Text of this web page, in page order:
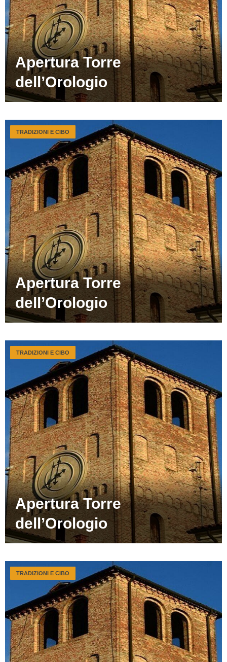
Apertura Torre
dell’Orologio
Apertura Torre
dell’Orologio
TRADIZIONI E CIBO
Apertura Torre
dell’Orologio
TRADIZIONI E CIBO
TRADIZIONI E CIBO